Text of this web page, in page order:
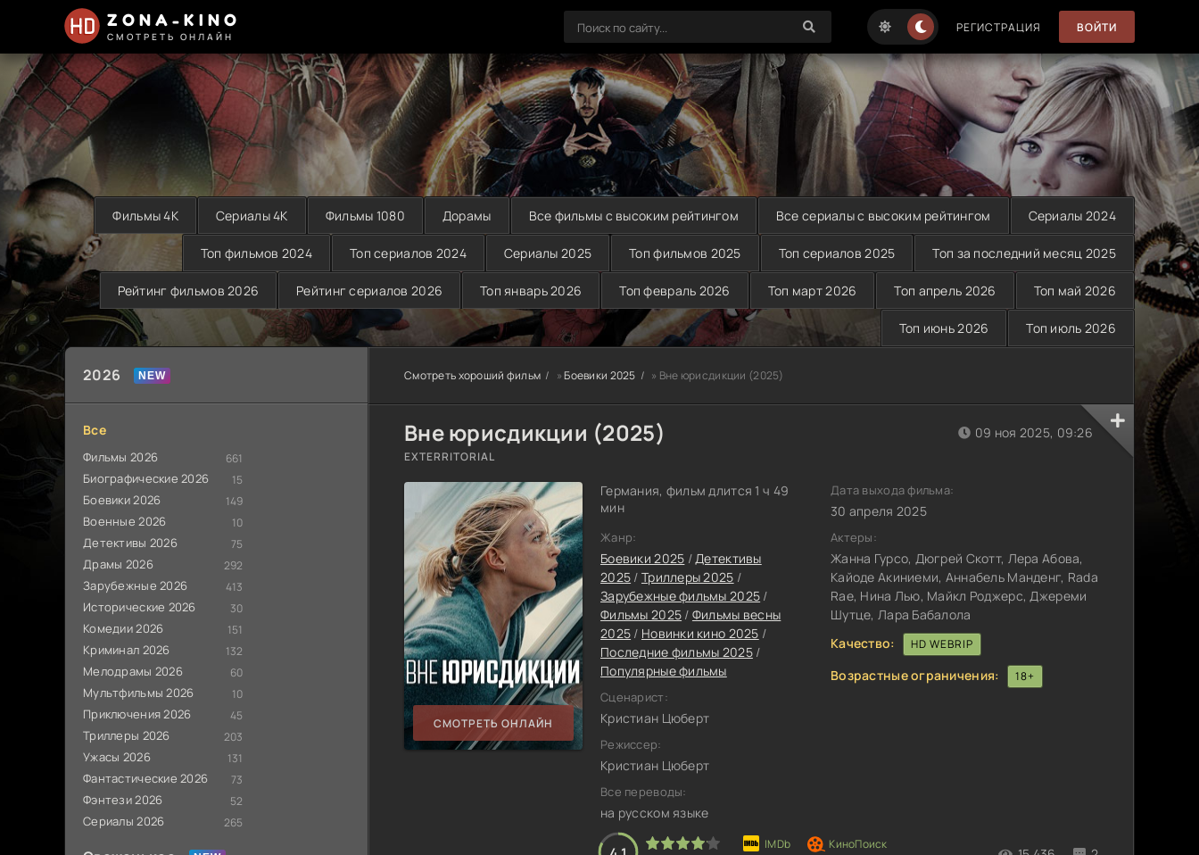
ZONA-KINO
СМОТРЕТЬ ОНЛАЙН
РЕГИСТРАЦИЯ ВОЙТИ
Фильмы 4K Сериалы 4K Фильмы 1080 Дорамы Все фильмы с высоким рейтингом Все сериалы с высоким рейтингом Сериалы 2024
Топ фильмов 2024 Топ сериалов 2024 Сериалы 2025 Топ фильмов 2025 Топ сериалов 2025 Топ за последний месяц 2025
Рейтинг фильмов 2026 Рейтинг сериалов 2026 Топ январь 2026 Топ февраль 2026 Топ март 2026 Топ апрель 2026 Топ май 2026
Топ июнь 2026 Топ июль 2026
2026
Все
Фильмы 2026 661
Биографические 2026 15
Боевики 2026 149
Военные 2026 10
Детективы 2026 75
Драмы 2026 292
Зарубежные 2026 413
Исторические 2026 30
Комедии 2026 151
Криминал 2026 132
Мелодрамы 2026 60
Мультфильмы 2026 10
Приключения 2026 45
Триллеры 2026 203
Ужасы 2026 131
Фантастические 2026 73
Фэнтези 2026 52
Сериалы 2026 265
Смотреть хороший фильм »Боевики 2025 » Вне юрисдикции (2025)
Вне юрисдикции (2025)
EXTERRITORIAL
СМОТРЕТЬ ОНЛАЙН
Германия, фильм длится 1 ч 49
мин
Жанр:
Боевики 2025 /Детективы
2025 / Триллеры 2025 /
Зарубежные фильмы 2025 /
Фильмы 2025 / Фильмы весны
2025 / Новинки кино 2025 /
Последние фильмы 2025/
Популярные фильмы
Сценарист:
Кристиан Цюберт
Режиссер:
Кристиан Цюберт
Все переводы:
на русском языке
09 ноя 2025, 09:26
Дата выхода фильма:
30 апреля 2025
Актеры:
Жанна Гурсо, Дюгрей Скотт, Лера Абова,
Кайоде Акиниеми, Аннабель Манденг, Rada
Rae, Нина Лью, Майкл Роджерс, Джереми
Шутце, Лара Бабалола
Качество:
HD WEBRIP
Возрастные ограничения: 18+